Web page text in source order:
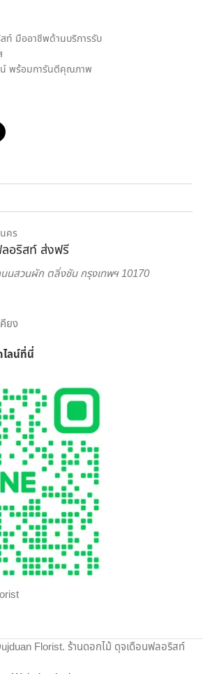
งของทุกความรู้สึก พร้อมสร้างความประทับ
ดอกไม้ เราจึงมุ่งมั่นใส่ใจทุกรายละเอียด
ลงานออกมาตรงตามความต้องการของ
ดอกไม้อวยพรวันเกิด, กระเช้าดอกไม้
กไม้ของขวัญอีกหลายรูปแบบ ก็มั่นใจ
กับ ร้านดอกไม้ ของเราได้เลย
ามพิถีพิถันในงานรับจัดดอกไม้ เพื่อให้ทุกผล
นั้น แต่เรายังใส่ใจในด้านบริการส่งดอกไม้
พนักงานส่งสินค้าของจากร้านของเรา
ด้านดอกไม้เป็นพิเศษ สามารถดูแลรักษา
างสมบูรณ์ที่สุด เพราะเรา คือ ร้านดอกไม้
เพื่อตอบโจทย์ไลฟ์สไตล์ของคนยุคใหม่
ครอบคลุมในแห่งเดียว
ตามความต้องการของคุณ โดยลูกค้า
และรูปแบบการจัดดอกไม้ได้อย่างเต็มที่
ออนไลน์ ดุจเดือน ฟลอริสท์ ยินดีให้คำ
ส่งของขวัญ ประเภทดอกไม้ เพื่อสร้างความ
ที่สุด ไม่ว่าจะเป็นโอกาสพิเศษ งานเทศกาล
สั่งดอกไม้ออนไลน์ กับ “ดุจเดือน
ไม่ทำให้คุณผิดหวังแน่นอน
ท์ มืออาชีพด้านบริการรับ
น์ พร้อมการันตีคุณภาพ
คร
อริสท์ ส่งฟรี
นสวนผัก ตลิ่งชัน กรุงเทพฯ 10170
ยง
ลน์ที่นี่
Florist. ร้านดอกไม้ ดุจเดือนฟลอริสท์